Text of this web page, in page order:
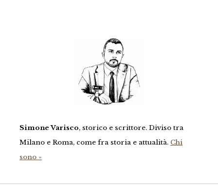
Simone Varisco, storico e scrittore. Diviso tra
Milano e Roma, come fra storia e attualità. Chi
sono »